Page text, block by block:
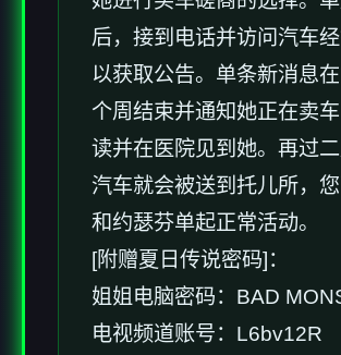
后，接到电话并访问汽车
以获取公告。单条新消息
个周结束并通知她正在卖车
读并在医院见到她。再过二
汽车就会被送到托儿所，
和约瑟芬单起正常活动。
[附赠夏日传说密码]：
姐姐电脑密码：BAD
电视频道账号：L6bv12R